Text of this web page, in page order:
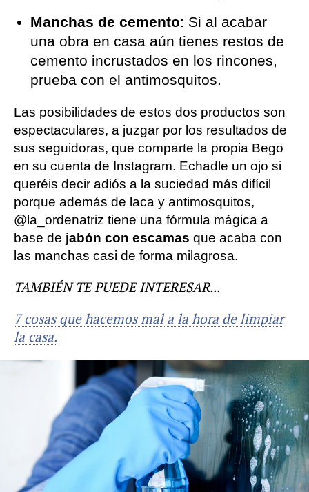
Manchas de cemento: Si al acabar
una obra en casa aún tienes restos de
cemento incrustados en los rincones,
prueba con el antimosquitos.
Las posibilidades de estos dos productos son
espectaculares, a juzgar por los resultados de
sus seguidoras, que comparte la propia Bego
en su cuenta de Instagram. Echadle un ojo si
queréis decir adiós a la suciedad más difícil
porque además de laca y antimosquitos,
@la_ordenatriz tiene una fórmula mágica a
base de jabón con escamas que acaba con
las manchas casi de forma milagrosa.
TAMBIÉN TE PUEDE INTERESAR...
7 cosas que hacemos mal a la hora de limpiar
la casa.
Limpieza